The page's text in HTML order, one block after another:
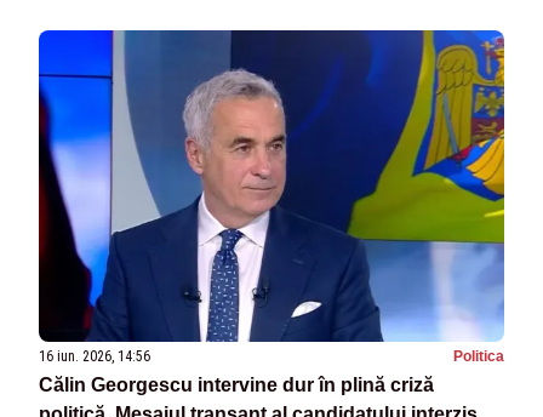
16 iun. 2026, 14:56 Politica
Călin Georgescu intervine dur în plină criză